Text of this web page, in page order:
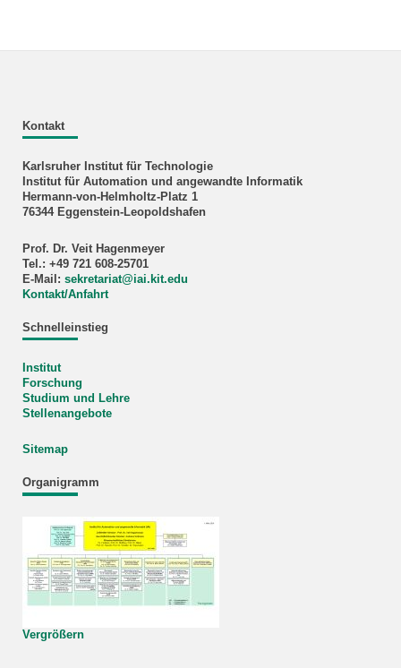
Kontakt
Karlsruher Institut für Technologie
Institut für Automation und angewandte Informatik
Hermann-von-Helmholtz-Platz 1
76344 Eggenstein-Leopoldshafen
Prof. Dr. Veit Hagenmeyer
Tel.: +49 721 608-25701
E-Mail: sekretariat@iai.kit.edu
Kontakt/Anfahrt
Schnelleinstieg
Institut
Forschung
Studium und Lehre
Stellenangebote
Sitemap
Organigramm
Vergrößern